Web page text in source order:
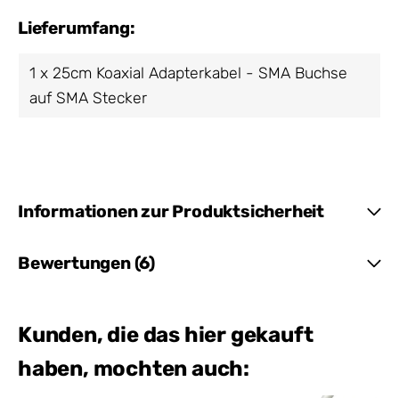
Lieferumfang:
1 x 25cm Koaxial Adapterkabel - SMA Buchse
auf SMA Stecker
Informationen zur Produktsicherheit
Bewertungen (6)
Kunden, die das hier gekauft
haben, mochten auch: